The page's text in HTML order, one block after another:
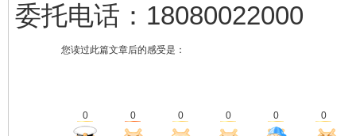
委托电话：18080022000
您读过此篇文章后的感受是：
0 0 0 0 0 0